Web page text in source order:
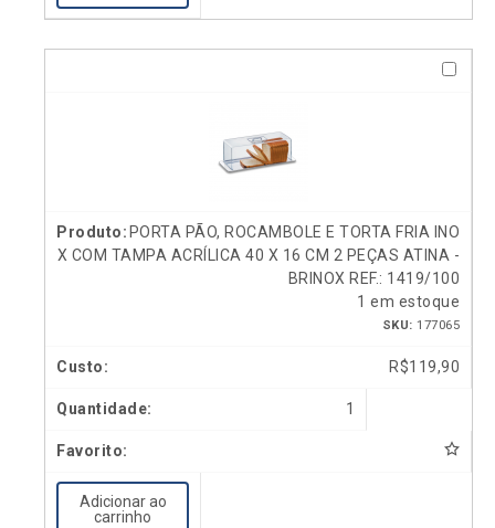
PORTA PÃO, ROCAMBOLE E TORTA FRIA INO
X COM TAMPA ACRÍLICA 40 X 16 CM 2 PEÇAS ATINA -
BRINOX REF.: 1419/100
1 em estoque
SKU: 177065
R$119,90
1
Adicionar ao
carrinho